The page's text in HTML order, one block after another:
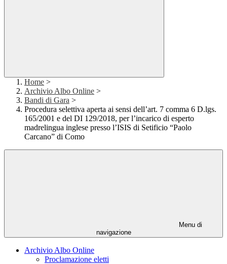
Home >
Archivio Albo Online >
Bandi di Gara >
Procedura selettiva aperta ai sensi dell’art. 7 comma 6 D.lgs.
165/2001 e del DI 129/2018, per l’incarico di esperto
madrelingua inglese presso l’ISIS di Setificio “Paolo
Carcano” di Como
Menu di
navigazione
Archivio Albo Online
Proclamazione eletti